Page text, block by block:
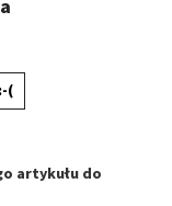
(
artykułu do